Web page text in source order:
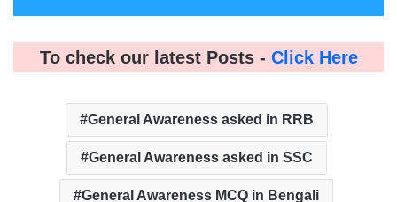
To check our latest Posts - Click Here
General Awareness asked in RRB
General Awareness asked in SSC
General Awareness MCQ in Bengali